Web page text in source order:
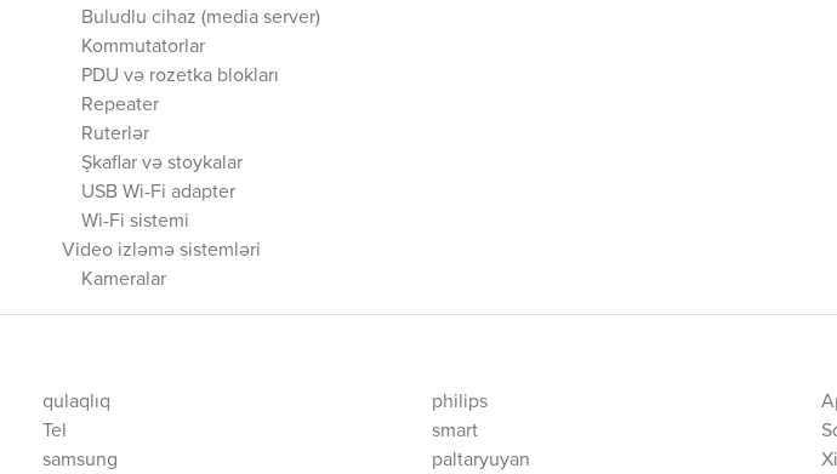
Buludlu cihaz (media server)
Kommutatorlar
PDU və rozetka blokları
Repeater
Ruterlər
Şkaflar və stoykalar
USB Wi-Fi adapter
Wi-Fi sistemi
Video izləmə sistemləri
Kameralar
qulaqlıq
Tel
samsung
philips
smart
paltaryuyan